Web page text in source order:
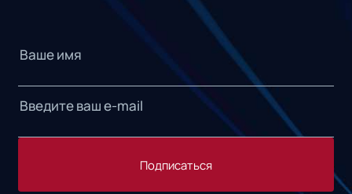
Подписаться